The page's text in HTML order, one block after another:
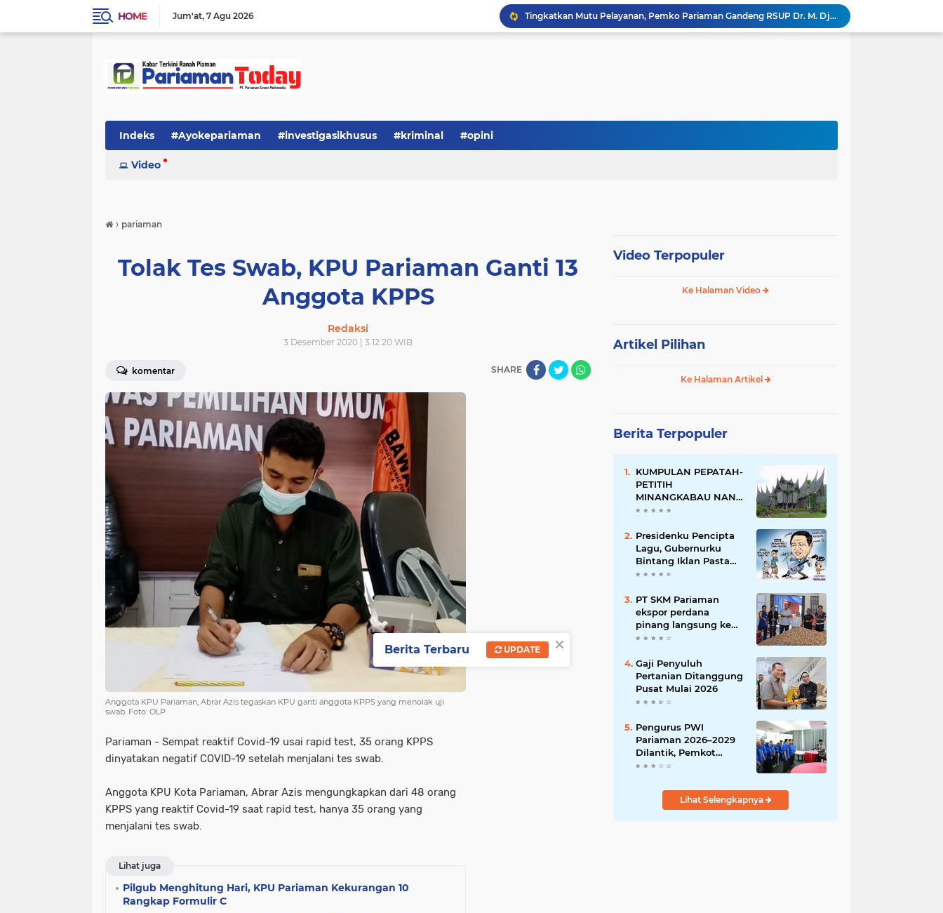
HOME Jum'at 7 Agu 2026
Tingkatkan Mutu Pelayanan, Pemko Pariaman Gandeng RSUP Dr. M. Djamil Padang
Serba-serbi: Tokoh Publik, Citra Publik
Pisah Sambut Kapolres, Yota Balad Tekankan Pentingnya Sinergi Jaga Kondusivitas Daerah
Indeks #Ayokepariaman #investigasikhusus #kriminal #opini
Video
› pariaman
Tolak Tes Swab, KPU Pariaman Ganti 13
Anggota KPPS
Redaksi
3 Desember 2020 | 3.12.20 WIB
komentar SHARE
Anggota KPU Pariaman, Abrar Azis tegaskan KPU ganti anggota KPPS yang menolak uji
swab. Foto: OLP
Pariaman - Sempat reaktif Covid-19 usai rapid test, 35 orang KPPS
dinyatakan negatif COVID-19 setelah menjalani tes swab.
Anggota KPU Kota Pariaman, Abrar Azis mengungkapkan dari 48 orang
KPPS yang reaktif Covid-19 saat rapid test, hanya 35 orang yang
menjalani tes swab.
Lihat juga
Pilgub Menghitung Hari, KPU Pariaman Kekurangan 10
Rangkap Formulir C
Video Terpopuler
Ke Halaman Video
Artikel Pilihan
Ke Halaman Artikel
Berita Terpopuler
KUMPULAN PEPATAH-
PETITIH
MINANGKABAU NAN
ELOK
Presidenku Pencipta
Lagu, Gubernurku
Bintang Iklan Pasta
Gigi
PT SKM Pariaman
ekspor perdana
pinang langsung ke
India
Gaji Penyuluh
Pertanian Ditanggung
Pusat Mulai 2026
Pengurus PWI
Pariaman 2026–2029
Dilantik, Pemkot
Tekankan Sinergi dan
Lihat Selengkapnya
×
Berita Terbaru UPDATE